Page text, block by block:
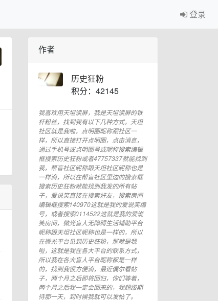
登录
作者
历史狂粉
积分：42145
我喜欢用天坦读屏，我是天坦读屏的铁
杆粉丝，找到我有以下几种方式，天坦
社区就是我啦，点明圈昵称跟社区一
样，所以直接打开点明圈，点击消息，
通过手机号或点明圈号或昵称搜索编辑
框搜索历史狂粉或者47757337就能找到
我，帮盲社区昵称跟天坦社区昵称也是
一样滴，所以在帮盲社区里边的搜索框
搜索历史狂粉就能找到我发的所有帖
子，爱说笑直接在搜索好友，搜索房间
编辑框搜索140970这就是我的爱说笑编
号，或者搜索0114522这就是我的爱说
笑房间，微光盲人无障碍生活辅助平台
昵称跟天坦社区昵称也是一样的，所以
在微光平台见到历史狂粉，那就是我
啦，这就是我在各大平台的联系方式，
所以我在各大盲人平台昵称都是一样
的，找到我很方便滴，最近偶尔看帖
子，两个月之后即将回归，你们等着，
两个月之后我一定会回来的，我超级期
待那一天，到时候我就可以发帖了。